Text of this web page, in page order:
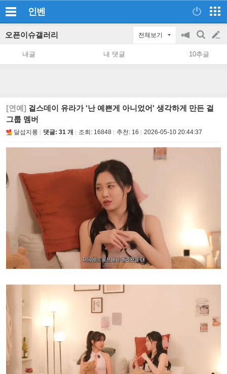
인벤
오픈이슈갤러리 전체보기
공
지
on/off
검
색
글
쓰
내글 내 댓글 10추글
[연예] 걸스데이 유라가 '난 예쁜게 아니었어' 생각하게 만든 걸
그룹 멤버
달섭지롱 댓글: 31 개 조회: 16848 추천: 16 2026-05-10 20:44:37